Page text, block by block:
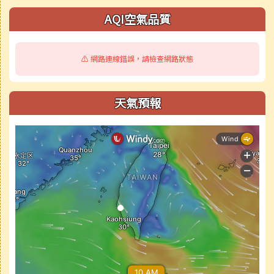
AQI空氣品質
⚠️ 網路連線錯誤，請檢查網路狀態
天氣預報